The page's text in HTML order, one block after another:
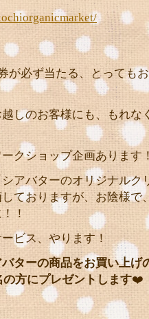
が必ず当たる、とっても
しのお客様にも、もれな
クショップ企画あります
アバターのオリジナルク
ておりますが、お陰様で
！
ビス、やります！
ターの商品をお買い上げ
方にプレゼントします❤️